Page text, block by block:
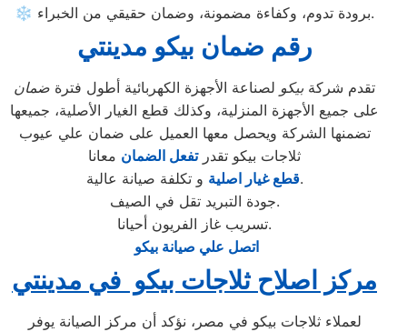
❄️ برودة تدوم، وكفاءة مضمونة، وضمان حقيقي من الخبراء.
رقم ضمان بيكو مدينتي
تقدم شركة بيكو لصناعة الأجهزة الكهربائية أطول فترة ضمان
على جميع الأجهزة المنزلية، وكذلك قطع الغيار الأصلية، جميعها
تضمنها الشركة ويحصل معها العميل على ضمان علي عيوب
ثلاجات بيكو تقدرتفعل الضمان معانا
قطع غيار اصليةو تكلفة صيانة عالية.
جودة التبريد تقل في الصيف.
تسريب غاز الفريون أحيانا.
اتصل علي صيانة بيكو
مركز اصلاح ثلاجات بيكو في مدينتي
لعملاء ثلاجات بيكو في مصر، نؤكد أن مركز الصيانة يوفر